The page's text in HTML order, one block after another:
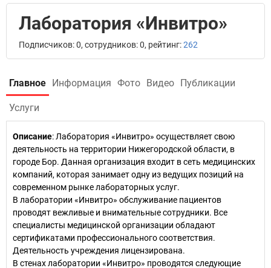
Лаборатория «Инвитро»
Подписчиков: 0, сотрудников: 0, рейтинг:262
Главное Информация Фото Видео Публикации
Услуги
Описание: Лаборатория «Инвитро» осуществляет свою
деятельность на территории Нижегородской области, в
городе Бор. Данная организация входит в сеть медицинских
компаний, которая занимает одну из ведущих позиций на
современном рынке лабораторных услуг.
В лаборатории «Инвитро» обслуживание пациентов
проводят вежливые и внимательные сотрудники. Все
специалисты медицинской организации обладают
сертификатами профессионального соответствия.
Деятельность учреждения лицензирована.
В стенах лаборатории «Инвитро» проводятся следующие